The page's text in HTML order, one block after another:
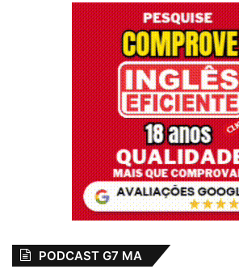
PODCAST G7 MA